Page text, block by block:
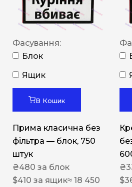
Фасування:
Блок
Ящик
В Кошик
Прима класична без
фільтра — блок, 750
штук
₴480 за блок
$410 за ящик≈ 18 450
₴
$